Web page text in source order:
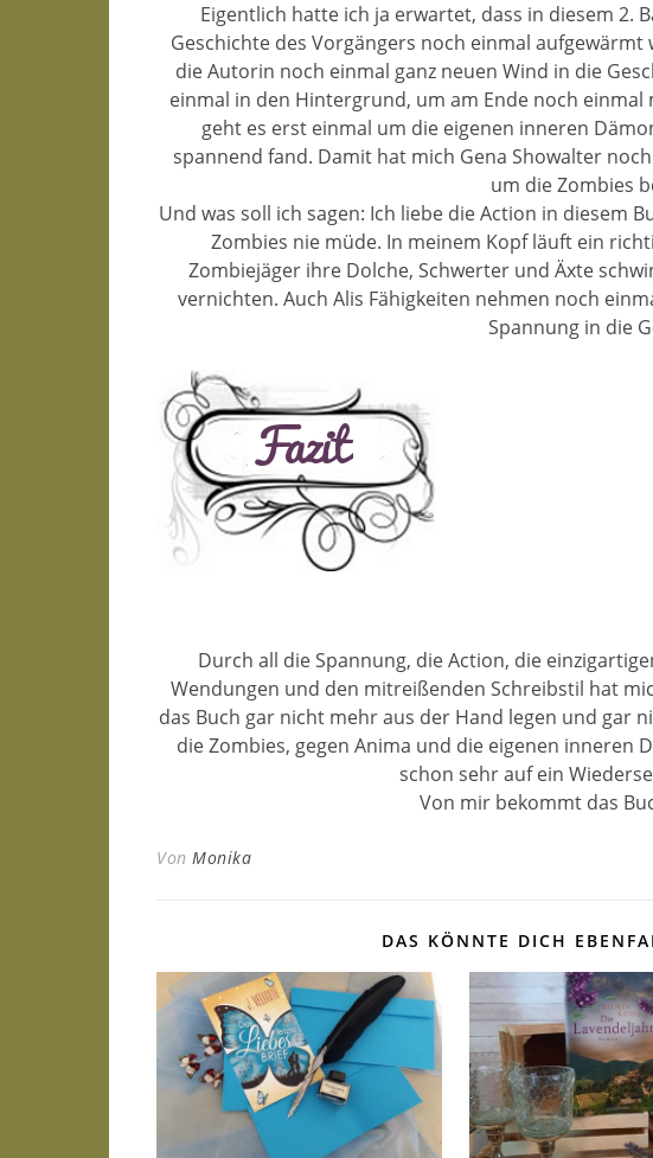
Eigentlich hatte ich ja erwartet, dass in diesem 2.
Geschichte des Vorgängers noch einmal
die Autorin noch einmal ganz neuen Wind in die
einmal in den Hintergrund, um am Ende noch
geht es erst einmal um die eigenen inneren
spannend fand. Damit hat mich Gena Showalter
um die Zombies
Und was soll ich sagen: Ich liebe die Action in diesem
Zombies nie müde. In meinem Kopf läuft ein
Zombiejäger ihre Dolche, Schwerter und Äxte
vernichten. Auch Alis Fähigkeiten nehmen noch
Spannung in die
Durch all die Spannung, die Action, die
Wendungen und den mitreißenden Schreibstil hat
das Buch gar nicht mehr aus der Hand legen und gar
die Zombies, gegen Anima und die eigenen inneren
schon sehr auf ein
Von mir bekommt das
Von Monika
DAS KÖNNTE DICH